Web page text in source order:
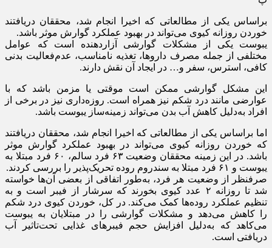
براساس یکی از مطالعاتی که اخیرا انجام شد، محققان دریافتند
خوردن روزانه کیوی می‌تواند در بهبود عملکرد گوارش موثر باشد.
یبوست یکی از مشکلات گوارشی آزاردهنده است که عوامل
مختلفی از جمله مصرف داروها، تغذیه نامناسب، عدم‌فعالیت بدنی
کافی، استرس، سفر و… در ایجاد آن نقش دارند.
این مشکل گوارشی ممکن است موقتی یا مزمن باشد که با
عوارضی مانند درد شکم نیز همراه است. روزه‌داری نیز در برخی از
افراد به‌دلیل کاهش آب بدن می‌تواند زمینه‌ساز یبوست باشد.
اما براساس یکی از مطالعاتی که اخیرا انجام شد، محققان دریافتند
که خوردن روزانه کیوی می‌تواند در بهبود عملکرد گوارش موثر
باشد. در این زمینه محققان وضعیت ۶۳ فرد سالم، ۶۰ فرد مبتلا به
یبوست و ۶۱ فرد مبتلا به سندروم روده تحریک‌پذیر را بررسی کردند.
صرفنظر از وضعیت هر فرد، به‌طور اتفاقی از بعضی آن‌ها خواسته
شد تا روزانه ۲ عدد کیوی بخورند که سرشار از فیبر است و به
تنظیم عملکرد روده‌ها کمک می‌کند. در کل، خوردن کیوی درد شکم
را کاهش می‌دهد و مشکلات گوارشی را در مبتلایان به یبوست
می‌کاهد که به‌دلیل افزایش حجم فیبر‌های غذایی تحت‌تاثیر آب
دریافتی است.